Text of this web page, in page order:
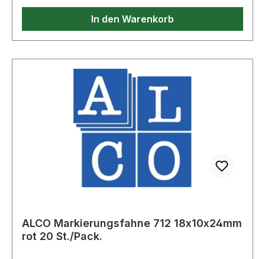
In den Warenkorb
ALCO Markierungsfahne 712 18x10x24mm
rot 20 St./Pack.